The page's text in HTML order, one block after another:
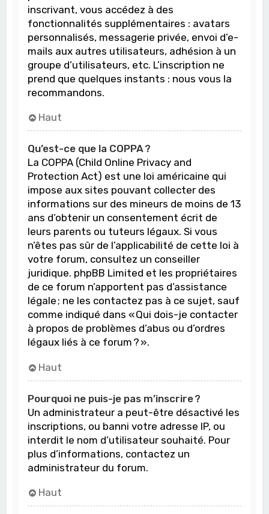
inscrivant, vous accédez à des
fonctionnalités supplémentaires : avatars
personnalisés, messagerie privée, envoi d’e-
mails aux autres utilisateurs, adhésion à un
groupe d’utilisateurs, etc. L’inscription ne
prend que quelques instants : nous vous la
recommandons.
Haut
Qu’est-ce que la COPPA ?
La COPPA (Child Online Privacy and
Protection Act) est une loi américaine qui
impose aux sites pouvant collecter des
informations sur des mineurs de moins de 13
ans d’obtenir un consentement écrit de
leurs parents ou tuteurs légaux. Si vous
n’êtes pas sûr de l’applicabilité de cette loi à
votre forum, consultez un conseiller
juridique. phpBB Limited et les propriétaires
de ce forum n’apportent pas d’assistance
légale ; ne les contactez pas à ce sujet, sauf
comme indiqué dans « Qui dois-je contacter
à propos de problèmes d’abus ou d’ordres
légaux liés à ce forum ? ».
Haut
Pourquoi ne puis-je pas m’inscrire ?
Un administrateur a peut-être désactivé les
inscriptions, ou banni votre adresse IP, ou
interdit le nom d’utilisateur souhaité. Pour
plus d’informations, contactez un
administrateur du forum.
Haut